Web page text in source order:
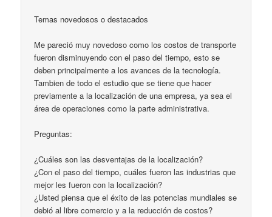
Temas novedosos o destacados
Me pareció muy novedoso como los costos de transporte
fueron disminuyendo con el paso del tiempo, esto se
deben principalmente a los avances de la tecnología.
Tambien de todo el estudio que se tiene que hacer
previamente a la localización de una empresa, ya sea el
área de operaciones como la parte administrativa.
Preguntas:
¿Cuáles son las desventajas de la localización?
¿Con el paso del tiempo, cuáles fueron las industrias que
mejor les fueron con la localización?
¿Usted piensa que el éxito de las potencias mundiales se
debió al libre comercio y a la reducción de costos?